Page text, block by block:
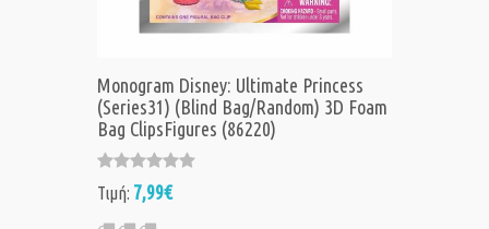
Monogram Disney: Ultimate Princess
(Series31) (Blind Bag/Random) 3D Foam
Bag ClipsFigures (86220)
Τιμή: 7,99€